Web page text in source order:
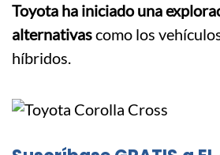
Toyota ha iniciado una
alternativascomo los
híbridos.